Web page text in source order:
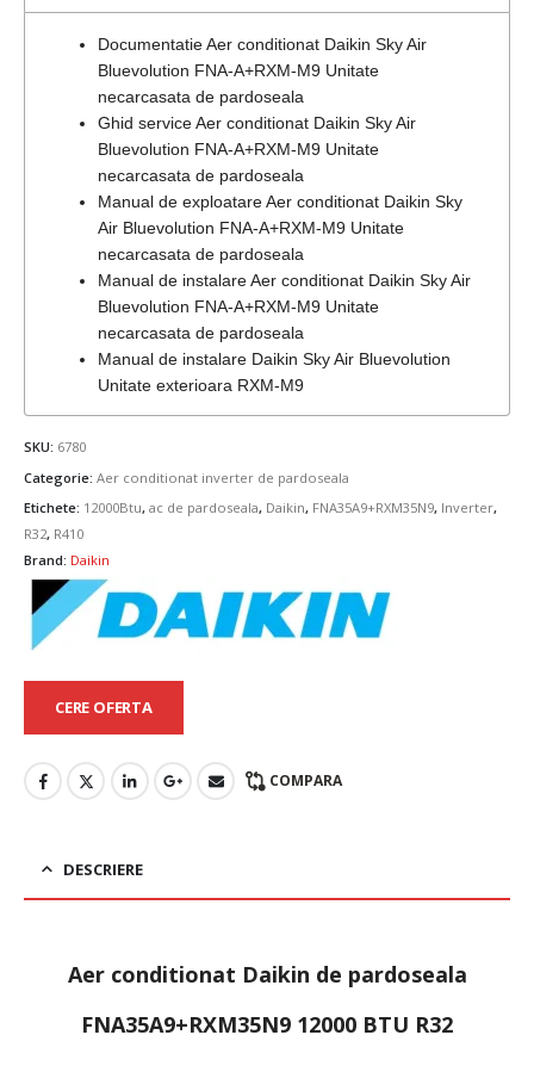
Documentatie Aer conditionat Daikin Sky Air
Bluevolution FNA-A+RXM-M9 Unitate
necarcasata de pardoseala
Ghid service Aer conditionat Daikin Sky Air
Bluevolution FNA-A+RXM-M9 Unitate
necarcasata de pardoseala
Manual de exploatare Aer conditionat Daikin Sky
Air Bluevolution FNA-A+RXM-M9 Unitate
necarcasata de pardoseala
Manual de instalare Aer conditionat Daikin Sky Air
Bluevolution FNA-A+RXM-M9 Unitate
necarcasata de pardoseala
Manual de instalare Daikin Sky Air Bluevolution
Unitate exterioara RXM-M9
SKU: 6780
Categorie: Aer conditionat inverter de pardoseala
Etichete: 12000Btu, ac de pardoseala, Daikin, FNA35A9+RXM35N9, Inverter,
R32, R410
Brand: Daikin
CERE OFERTA
COMPARA
DESCRIERE
Aer conditionat Daikin de pardoseala
FNA35A9+RXM35N9 12000 BTU R32